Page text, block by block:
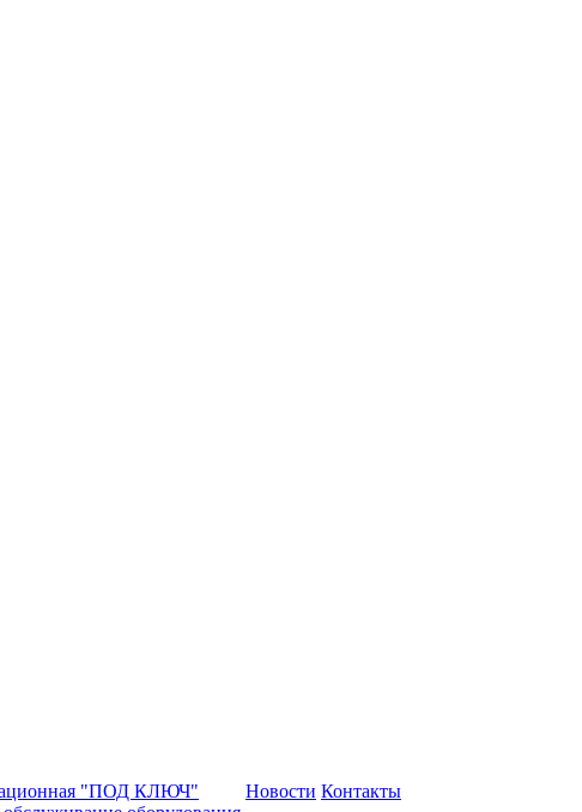
"ПОД КЛЮЧ"
Новости Контакты